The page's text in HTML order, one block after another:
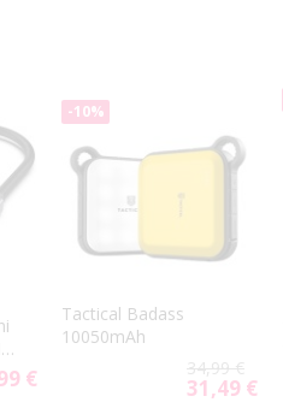
€
-10%
Tactical Badass
10050mAh
34,99 €
Special
31,49 €